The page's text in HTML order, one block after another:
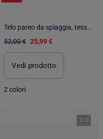
Telo pareo da spiaggia, tessuto in rilievo, fouta - Gamusi.
52,00 € 25,99 €
Vedi prodotto
2 colori
1 / 2